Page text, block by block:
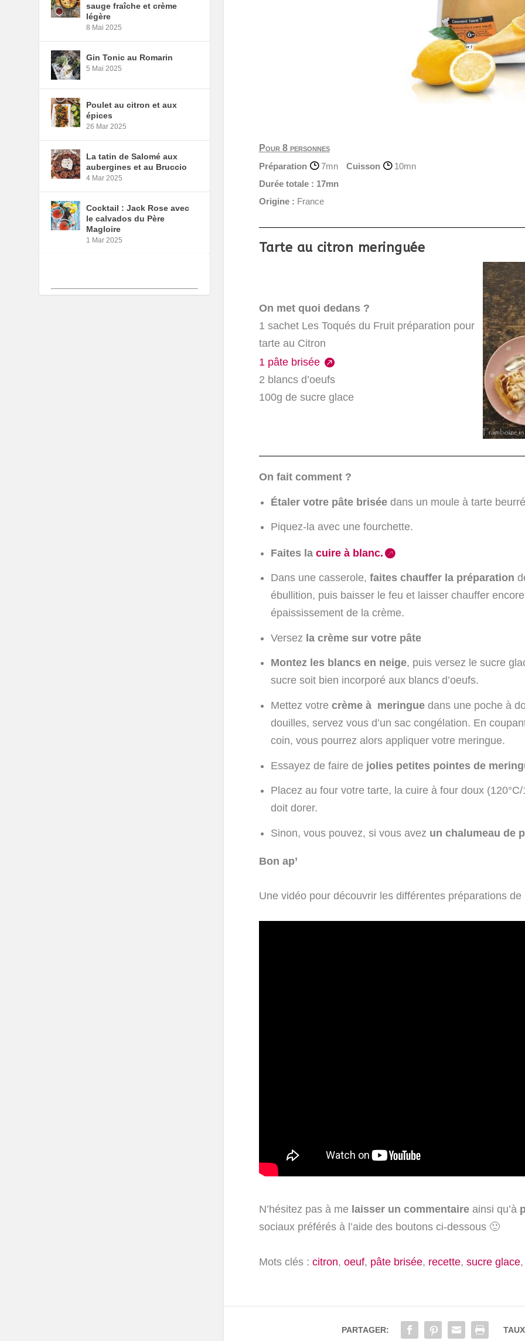
Pour 8 personnes
Préparation
7mn Cuisson
10mn
Durée totale : 17mn
Origine : France
Tarte au citron meringuée
On met quoi dedans ?
1 sachet Les Toqués du Fruit préparation pour
tarte au Citron
1 pâte brisée
2 blancs d’oeufs
100g de sucre glace
On fait comment ?
Étaler votre pâte brisée dans un moule à tarte
Piquez-la avec une fourchette.
Faites lacuire à blanc.
Dans une casserole,faites chauffer la préparation
ébullition, puis baisser le feu et laisser chauffer
épaississement de la crème.
Versez la crème sur votre pâte
Montez les blancs en neige, puis versez le sucre
sucre soit bien incorporé aux blancs d’oeufs.
Mettez votrecrème à meringue dans une poche à
douilles, servez vous d’un sac congélation. En
coin, vous pourrez alors appliquer votre meringue.
Essayez de faire de jolies petites pointes de
Placez au four votre tarte, la cuire à four doux
doit dorer.
Sinon, vous pouvez, si vous avez un chalumeau de
Bon ap’
Une vidéo pour découvrir les différentes préparations
N’hésitez pas à me laisser un commentaireainsi qu’à
sociaux préférés à l’aide des boutons ci-dessous 🙂
Mots clés : citron, oeuf, pâte brisée, recette, sucre glace
PARTAGER:
sauge fraîche et crème
légère
8 Mai 2025
Gin Tonic au Romarin
5 Mai 2025
Poulet au citron et aux
épices
26 Mar 2025
La tatin de Salomé aux
aubergines et au Bruccio
4 Mar 2025
Cocktail : Jack Rose avec
le calvados du Père
Magloire
1 Mar 2025